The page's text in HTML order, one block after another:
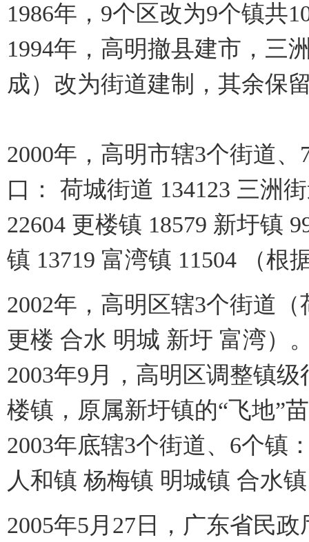
1986年，9个区改为9个镇共
1994年，高明撤县建市，三
成）改为街道建制，其余保
2000年，高明市辖3个街道
口： 荷城街道 134123 三洲
22604 更楼镇 18579 新圩镇
镇 13719 富湾镇 11504 （
2002年，高明区辖3个街道
更楼 合水 明城 新圩 富湾）
2003年9月，高明区调整镇
楼镇，原属新圩镇的“飞地”
2003年底辖3个街道、6个镇
人和镇 杨梅镇 明城镇 合水
2005年5月27日，广东省民